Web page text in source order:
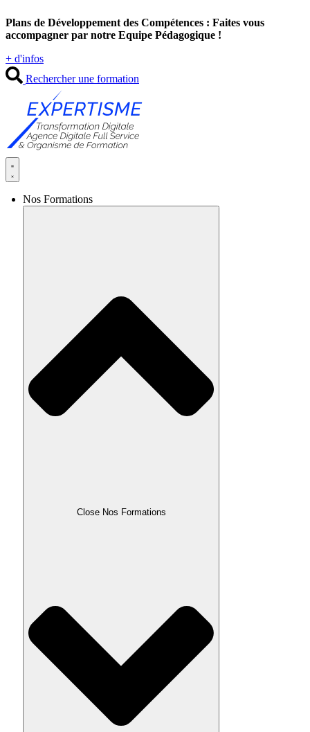
au
contenu
Plans de Développement des Compétences : Faites vous
accompagner par notre Equipe Pédagogique !
+ d'infos
Rechercher une formation
Nos Formations
Close Nos Formations